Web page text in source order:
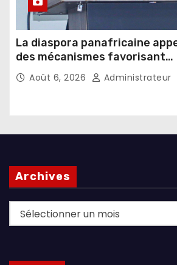
La diaspora panafricaine
des mécanismes favorisant
l’investissement dans les pays
Août 6, 2026 Administrateur
Archives
Archives